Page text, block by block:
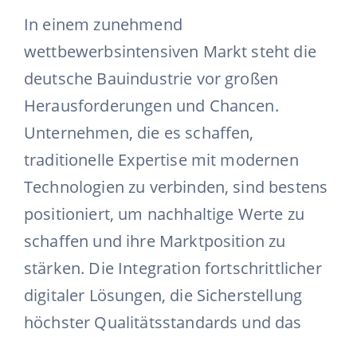
In einem zunehmend
wettbewerbsintensiven Markt steht die
deutsche Bauindustrie vor großen
Herausforderungen und Chancen.
Unternehmen, die es schaffen,
traditionelle Expertise mit modernen
Technologien zu verbinden, sind bestens
positioniert, um nachhaltige Werte zu
schaffen und ihre Marktposition zu
stärken. Die Integration fortschrittlicher
digitaler Lösungen, die Sicherstellung
höchster Qualitätsstandards und das